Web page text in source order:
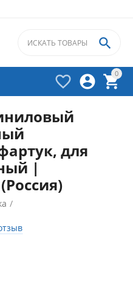
0




для
|
/